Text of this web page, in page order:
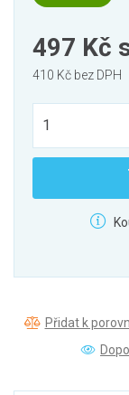
497 Kč
410 Kč bez DPH
Přidat k